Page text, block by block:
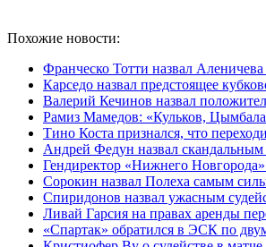
Похожие новости:
Франческо Тотти назвал
Карседо назвал предстоящее
Валерий Кечинов назвал
Рамиз Мамедов: «Кульков,
Тино Коста признался, что
Андрей Федун назвал
Гендиректор «Нижнего
Сорокин назвал Полеха самым
Спиридонов назвал ужасным
Ливай Гарсия на правах аренды
«Спартак» обратился в ЭСК по